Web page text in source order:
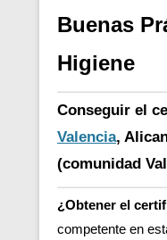
Buenas
Higiene
Conseguir el
Valencia,
(comunidad
¿Obtener el
competente en